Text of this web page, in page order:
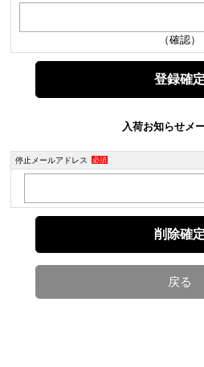
（確認）
入荷お知らせメ
停止メールアドレス 必須